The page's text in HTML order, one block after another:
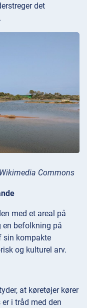
det
Commons
med et areal på
en befolkning på
sin kompakte
og kulturel arv.
at køretøjer kører
i tråd med den